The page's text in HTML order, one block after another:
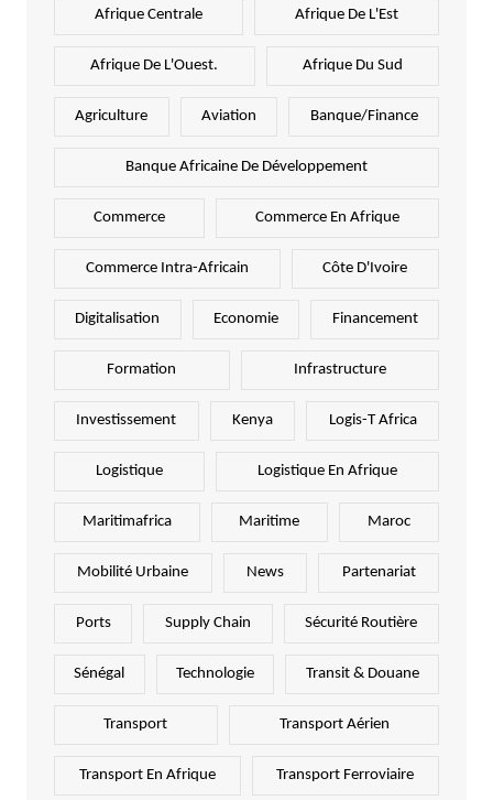
Afrique Centrale Afrique De L'Est
Afrique De L'Ouest. Afrique Du Sud
Agriculture Aviation Banque/Finance
Banque Africaine De Développement
Commerce Commerce En Afrique
Commerce Intra-Africain Côte D'Ivoire
Digitalisation Economie Financement
Formation Infrastructure
Investissement Kenya Logis-T Africa
Logistique Logistique En Afrique
Maritimafrica Maritime Maroc
Mobilité Urbaine News Partenariat
Ports Supply Chain Sécurité Routière
Sénégal Technologie Transit & Douane
Transport Transport Aérien
Transport En Afrique Transport Ferroviaire